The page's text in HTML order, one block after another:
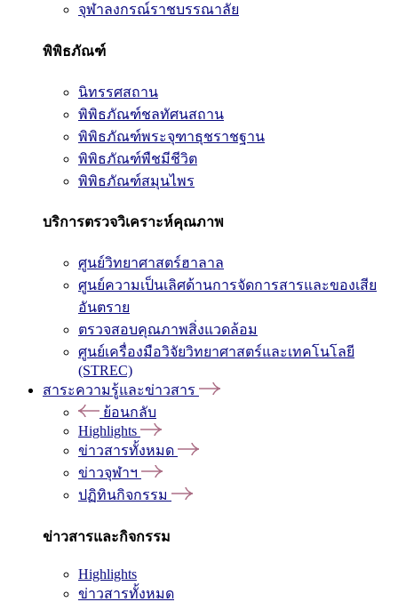
จุฬาลงกรณ์ราชบรรณาลัย
พิพิธภัณฑ์
นิทรรศสถาน
พิพิธภัณฑ์ชลทัศนสถาน
พิพิธภัณฑ์พระจุฑาธุชราชฐาน
พิพิธภัณฑ์พืชมีชีวิต
พิพิธภัณฑ์สมุนไพร
บริการตรวจวิเคราะห์คุณภาพ
ศูนย์วิทยาศาสตร์ฮาลาล
ศูนย์ความเป็นเลิศด้านการจัดการสารและของเสีย
อันตราย
ตรวจสอบคุณภาพสิ่งแวดล้อม
ศูนย์เครื่องมือวิจัยวิทยาศาสตร์และเทคโนโลยี
(STREC)
สาระความรู้และข่าวสาร
ย้อนกลับ
Highlights
ข่าวสารทั้งหมด
ข่าวจุฬาฯ
ปฏิทินกิจกรรม
ข่าวสารและกิจกรรม
Highlights
ข่าวสารทั้งหมด